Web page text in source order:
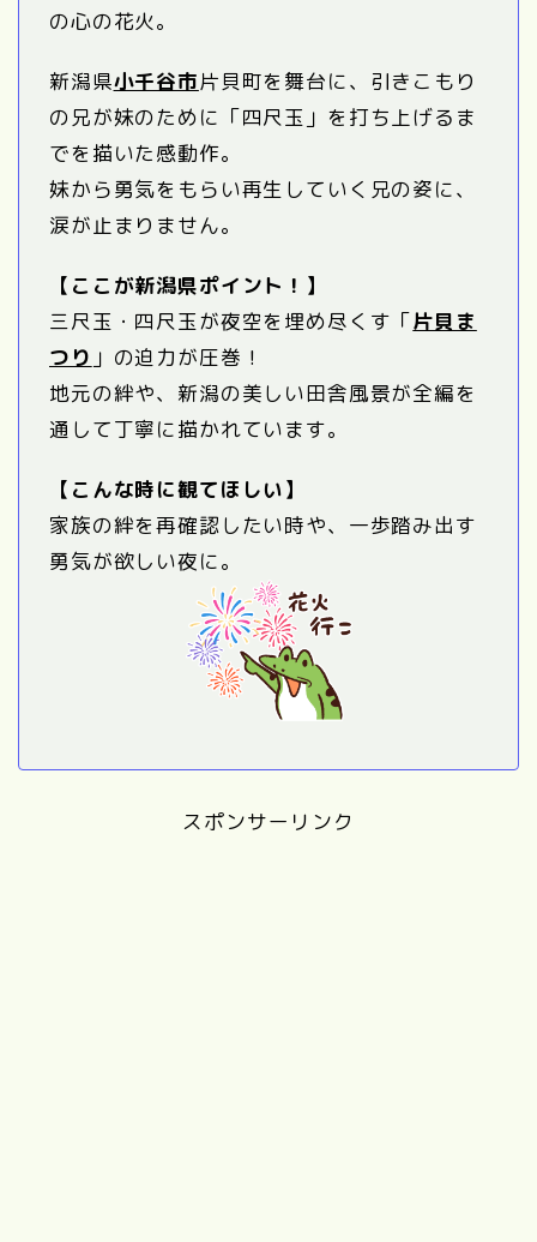
の心の花火。
新潟県小千谷市片貝町を舞台に、引きこもり
の兄が妹のために「四尺玉」を打ち上げるま
でを描いた感動作。
妹から勇気をもらい再生していく兄の姿に、
涙が止まりません。
【ここが新潟県ポイント！】
三尺玉・四尺玉が夜空を埋め尽くす「片貝ま
つり 」の迫力が圧巻！
地元の絆や、新潟の美しい田舎風景が全編を
通して丁寧に描かれています。
【こんな時に観てほしい】
家族の絆を再確認したい時や、一歩踏み出す
勇気が欲しい夜に。
スポンサーリンク